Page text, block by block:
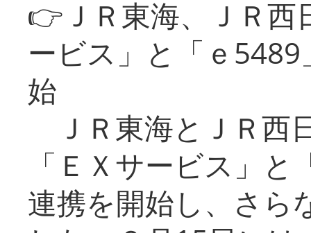
👉ＪＲ東海、ＪＲ
ービス」と「ｅ
始
ＪＲ東海とＪＲ西
「ＥＸサービス」
連携を開始し、さら